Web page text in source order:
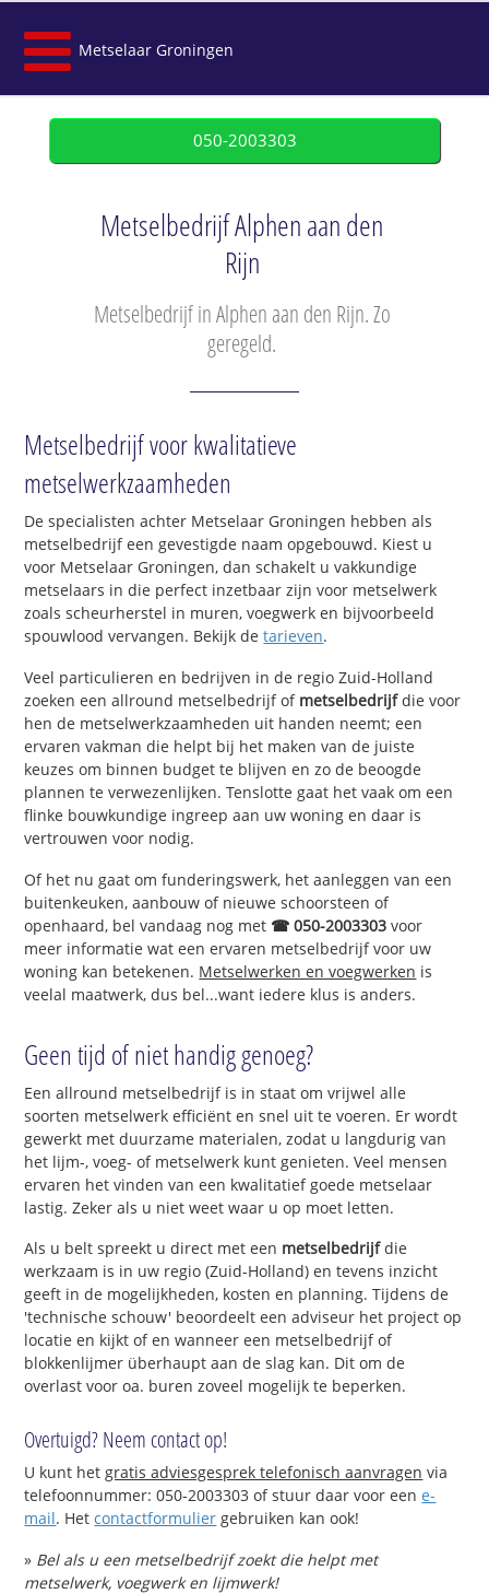
Metselaar Groningen
050-2003303
Metselbedrijf Alphen aan den
Rijn
Metselbedrijf in Alphen aan den Rijn. Zo
geregeld.
Metselbedrijf voor kwalitatieve
metselwerkzaamheden
De specialisten achter Metselaar Groningen hebben als
metselbedrijf een gevestigde naam opgebouwd. Kiest u
voor Metselaar Groningen, dan schakelt u vakkundige
metselaars in die perfect inzetbaar zijn voor metselwerk
zoals scheurherstel in muren, voegwerk en bijvoorbeeld
spouwlood vervangen. Bekijk detarieven.
Veel particulieren en bedrijven in de regio Zuid-Holland
zoeken een allround metselbedrijf of metselbedrijfdie voor
hen de metselwerkzaamheden uit handen neemt; een
ervaren vakman die helpt bij het maken van de juiste
keuzes om binnen budget te blijven en zo de beoogde
plannen te verwezenlijken. Tenslotte gaat het vaak om een
flinke bouwkundige ingreep aan uw woning en daar is
vertrouwen voor nodig.
Of het nu gaat om funderingswerk, het aanleggen van een
buitenkeuken, aanbouw of nieuwe schoorsteen of
openhaard, bel vandaag nog met ☎ 050-2003303 voor
meer informatie wat een ervaren metselbedrijf voor uw
woning kan betekenen. Metselwerken en voegwerken is
veelal maatwerk, dus bel...want iedere klus is anders.
Geen tijd of niet handig genoeg?
Een allround metselbedrijf is in staat om vrijwel alle
soorten metselwerk efficiënt en snel uit te voeren. Er wordt
gewerkt met duurzame materialen, zodat u langdurig van
het lijm-, voeg- of metselwerk kunt genieten. Veel mensen
ervaren het vinden van een kwalitatief goede metselaar
lastig. Zeker als u niet weet waar u op moet letten.
Als u belt spreekt u direct met een metselbedrijfdie
werkzaam is in uw regio (Zuid-Holland) en tevens inzicht
geeft in de mogelijkheden, kosten en planning. Tijdens de
'technische schouw' beoordeelt een adviseur het project op
locatie en kijkt of en wanneer een metselbedrijf of
blokkenlijmer überhaupt aan de slag kan. Dit om de
overlast voor oa. buren zoveel mogelijk te beperken.
Overtuigd? Neem contact op!
U kunt hetgratis adviesgesprek telefonisch aanvragen via
telefoonnummer: 050-2003303 of stuur daar voor eene-
mail. Hetcontactformulier gebruiken kan ook!
» Bel als u een metselbedrijf zoekt die helpt met
metselwerk, voegwerk en lijmwerk!